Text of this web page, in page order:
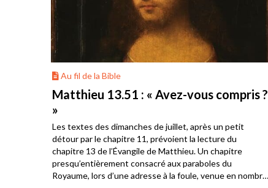
Au fil de la Bible
Matthieu 13.51 : « Avez-vous compris ?
»
Les textes des dimanches de juillet, après un petit
détour par le chapitre 11, prévoient la lecture du
chapitre 13 de l’Évangile de Matthieu. Un chapitre
presqu’entièrement consacré aux paraboles du
Royaume, lors d’une adresse à la foule, venue en nombre